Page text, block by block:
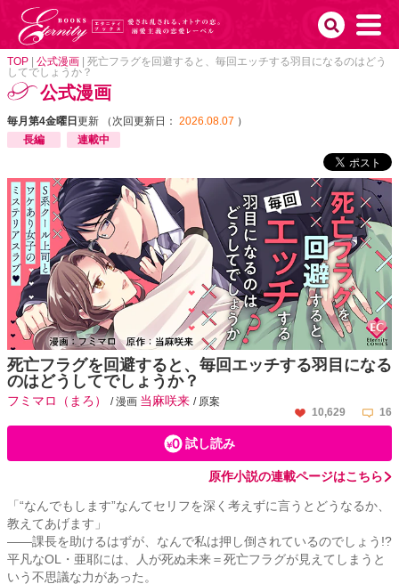
TOP 公式漫画
死亡フラグを回避すると、毎回エッチする羽目になるのはどう
してでしょうか？
公式漫画
毎月第4金曜日 更新 （次回更新日： 2026.08.07 ）
長編
連載中
死亡フラグを回避すると、毎回エッチする羽目になる
のはどうしてでしょうか？
フミマロ（まろ） / 漫画 当麻咲来 / 原案
10,629
16
試し読み
原作小説の連載ページはこちら
「“なんでもします”なんてセリフを深く考えずに言うとどうなるか、
教えてあげます」
――課長を助けるはずが、なんで私は押し倒されているのでしょう!?
平凡なOL・亜耶には、人が死ぬ未来＝死亡フラグが見えてしまうと
いう不思議な力があった。